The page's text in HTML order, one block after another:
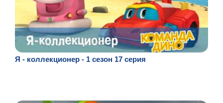
Я - коллекционер - 1 сезон 17 серия